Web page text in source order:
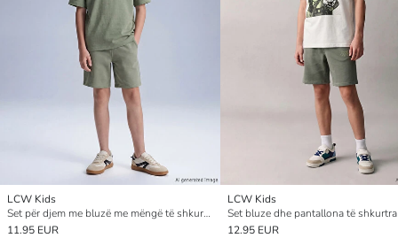
LCW Kids
Set për djem me bluzë me mëngë të shkurtra dhe pantallona të shkurtra
11.95 EUR
LCW Kids
12.95 EUR